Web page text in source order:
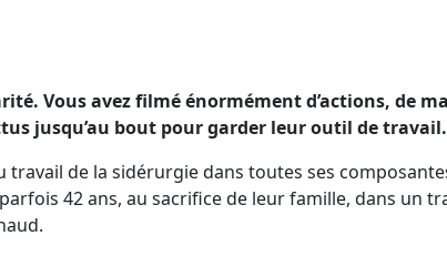
Vous avez filmé énormément d’actions, de
jusqu’au bout pour garder leur outil de travail.
travail de la sidérurgie dans toutes ses
42 ans, au sacrifice de leur famille, dans un